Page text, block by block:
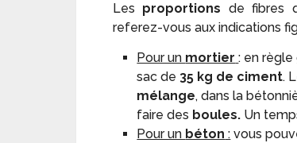
Les proportions de fibres
referez-vous aux indications
Pour un mortier : en
sac de 35 kg de ciment.
mélange, dans la
faire des boules. Un
Pour un béton : vous